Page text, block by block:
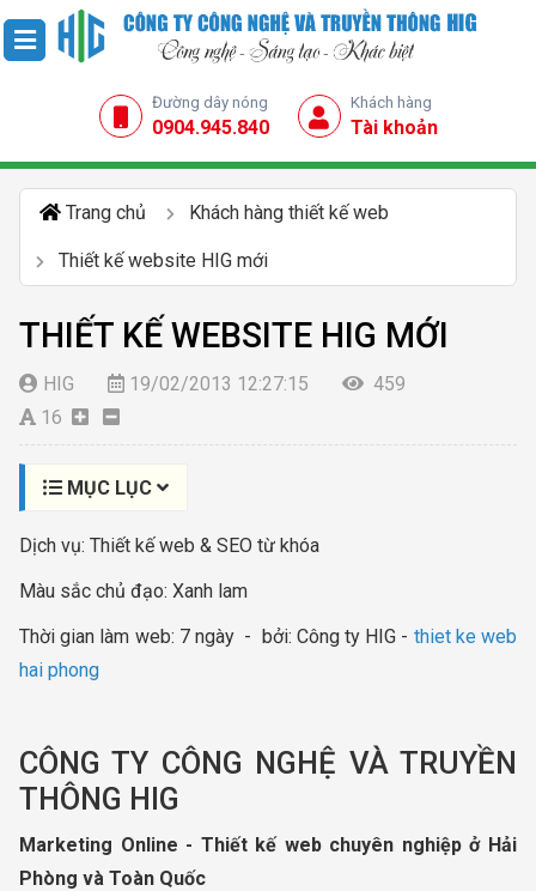
Đường dây nóng
0904.945.840
Khách hàng
Tài khoản
Trang chủ Khách hàng thiết kế web
Thiết kế website HIG mới
THIẾT KẾ WEBSITE HIG MỚI
HIG 19/02/2013 12:27:15
459
16
MỤC LỤC
Dịch vụ: Thiết kế web & SEO từ khóa ​
Màu sắc chủ đạo: Xanh lam
Thời gian làm web: 7 ngày - bởi: Công ty HIG - thiet ke web
hai phong
CÔNG TY CÔNG NGHỆ VÀ TRUYỀN
THÔNG HIG
Marketing Online - Thiết kế web chuyên nghiệp ở Hải
Phòng và Toàn Quốc